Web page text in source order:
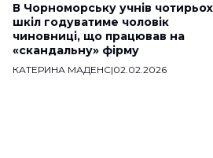
В Чорноморську учнів чотирьох
шкіл годуватиме чоловік
чиновниці, що працював на
«скандальну» фірму
КАТЕРИНА МАДЕНС|02.02.2026